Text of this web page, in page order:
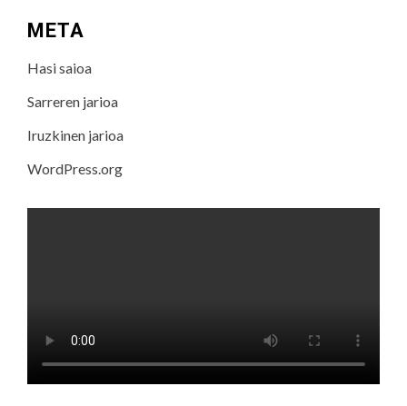
META
Hasi saioa
Sarreren jarioa
Iruzkinen jarioa
WordPress.org